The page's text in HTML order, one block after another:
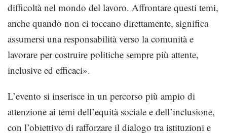
difficoltà nel mondo del lavoro. Affrontare questi temi,
anche quando non ci toccano direttamente, significa
assumersi una responsabilità verso la comunità e
lavorare per costruire politiche sempre più attente,
inclusive ed efficaci».
L’evento si inserisce in un percorso più ampio di
attenzione ai temi dell’equità sociale e dell’inclusione,
con l’obiettivo di rafforzare il dialogo tra istituzioni e